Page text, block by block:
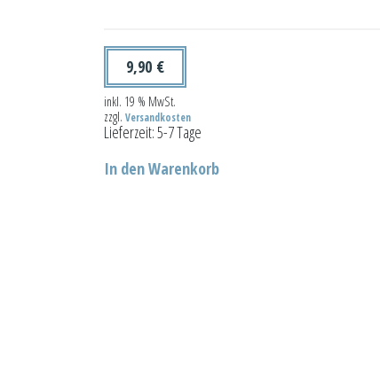
9,90 €
inkl. 19 % MwSt.
zzgl. Versandkosten
Lieferzeit:5-7 Tage
In den Warenkorb